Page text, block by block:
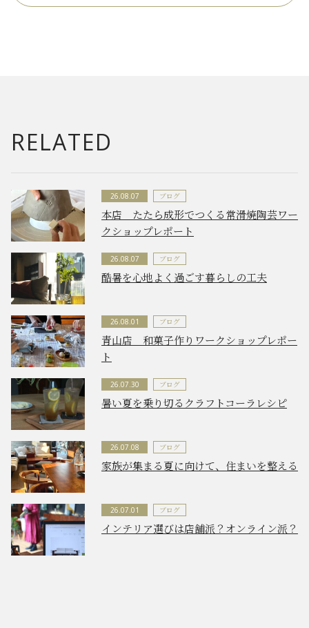
RELATED
26.08.07 ブログ
本店 たたら成形でつくる常滑焼陶芸ワー
クショップレポート
26.08.07 ブログ
酷暑を心地よく過ごす暮らしの工夫
26.08.01 ブログ
青山店 和菓子作りワークショップレポー
ト
26.07.30 ブログ
暑い夏を乗り切るクラフトコーラレシピ
26.07.08 ブログ
家族が集まる夏に向けて、住まいを整える
26.07.01 ブログ
インテリア選びは店舗派？オンライン派？